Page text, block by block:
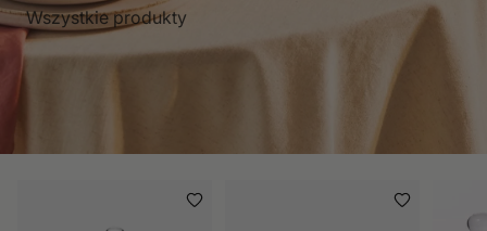
Wszystkie produkty